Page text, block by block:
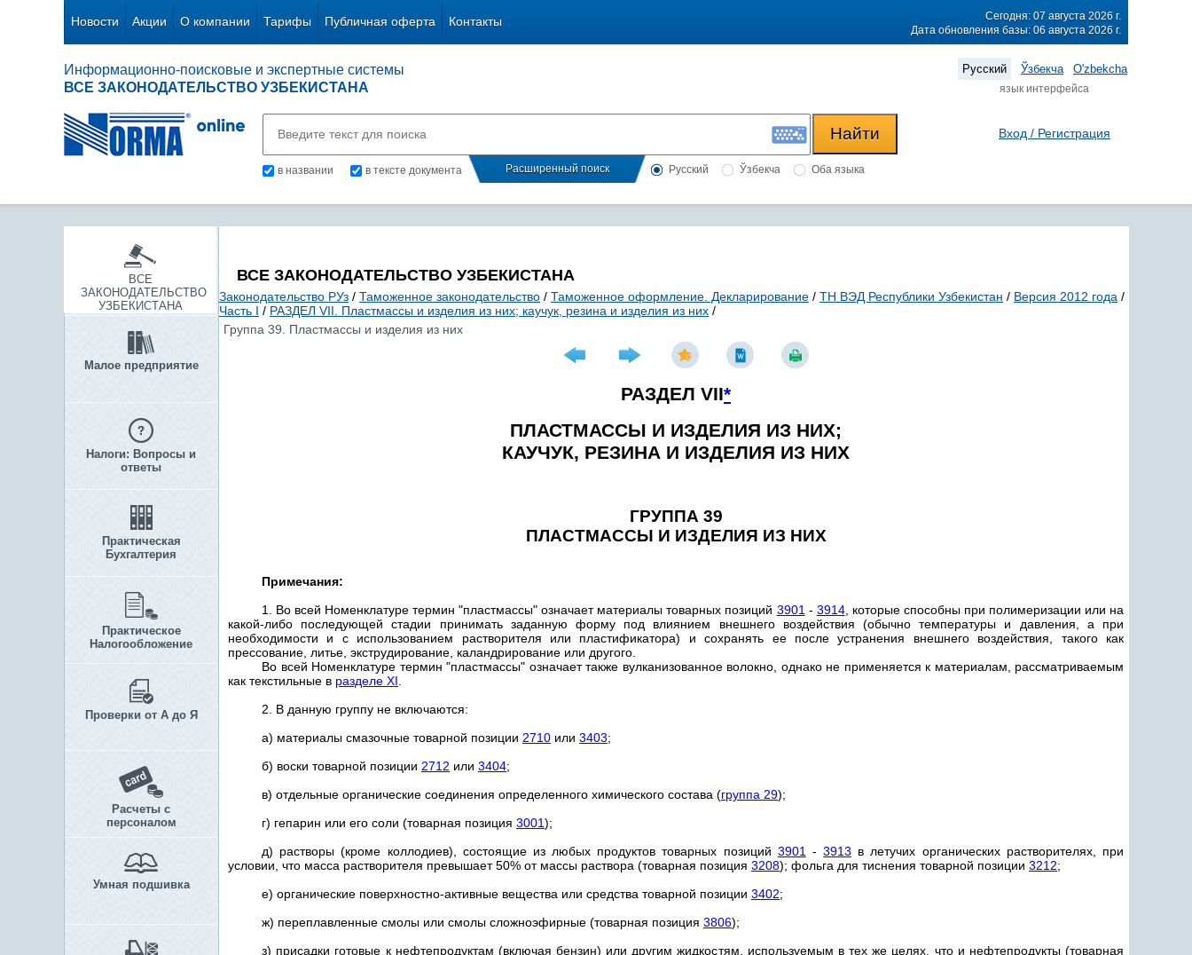
Новости Акции О компании Тарифы Публичная оферта Контакты
Сегодня: 07 августа 2026 г.
Дата обновления базы: 06 августа 2026 г.
Информационно-поисковые и экспертные системы
ВСЕ ЗАКОНОДАТЕЛЬСТВО УЗБЕКИСТАНА
Русский Ўзбекча O'zbekcha
язык интерфейса
в названии в тексте документа Расширенный поиск Русский Ўзбекча Оба языка
Вход / Регистрация
ВСЕ
ЗАКОНОДАТЕЛЬСТВО
УЗБЕКИСТАНА
Малое предприятие
Налоги: Вопросы и
ответы
Практическая
Бухгалтерия
Практическое
Налогообложение
Проверки от А до Я
Расчеты с
персоналом
Умная подшивка
ВСЕ ЗАКОНОДАТЕЛЬСТВО УЗБЕКИСТАНА
Законодательство РУз / Таможенное законодательство / Таможенное оформление. Декларирование / ТН ВЭД Республики Узбекистан / Версия 2012 года /
Часть I / РАЗДЕЛ VII. Пластмассы и изделия из них; каучук, резина и изделия из них /
Группа 39. Пластмассы и изделия из них
РАЗДЕЛ VII*
ПЛАСТМАССЫ И ИЗДЕЛИЯ ИЗ НИХ;
КАУЧУК, РЕЗИНА И ИЗДЕЛИЯ ИЗ HИХ
ГРУППА 39
ПЛАСТМАССЫ И ИЗДЕЛИЯ ИЗ НИХ
Примечания:
1. Во всей Hоменклатуре термин "пластмассы" означает материалы товарных позиций 3901 - 3914, которые способны при полимеризации или на
какой-либо последующей стадии принимать заданную форму под влиянием внешнего воздействия (обычно температуры и давления, а при
необходимости и с использованием растворителя или пластификатора) и сохранять ее после устранения внешнего воздействия, такого как
прессование, литье, экструдирование, каландрирование или другого.
Во всей Hоменклатуре термин "пластмассы" означает также вулканизованное волокно, однако не применяется к материалам, рассматриваемым
как текстильные в разделе XI
2. В данную группу не включаются:
а) материалы смазочные товарной позиции 2710 или 3403;
б) воски товарной позиции 2712 или 3404;
в) отдельные органические соединения определенного химического состава (группа 29);
г) гепарин или его соли (товарная позиция 3001);
д) растворы (кроме коллодиев), состоящие из любых продуктов товарных позиций 3901 -3913 в летучих органических растворителях, при
условии, что масса растворителя превышает 50% от массы раствора (товарная позиция 3208); фольга для тиснения товарной позиции 3212;
е) органические поверхностно-активные вещества или средства товарной позиции 3402;
ж) переплавленные смолы или смолы сложноэфирные (товарная позиция 3806);
з) присадки готовые к нефтепродуктам (включая бензин) или другим жидкостям, используемым в тех же целях, что и нефтепродукты (товарная